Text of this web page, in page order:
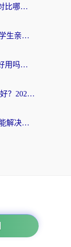
Malus VPN好用吗？和小牛VPN对比哪个回国效果更好？海外党亲测实用指南
在国外如何开回国加速器呢？留学生亲测的无缝访问国内资源指南
海外党必看：Quickback和ToCN好用吗？3分钟选对回国加速器的实用指南
海外党纠结迅游和FlashBack哪个好？2026实用指南教你选对回国加速器
海外党必看：加速器免费版真的能解决回国访问难题吗？附实用选择指南